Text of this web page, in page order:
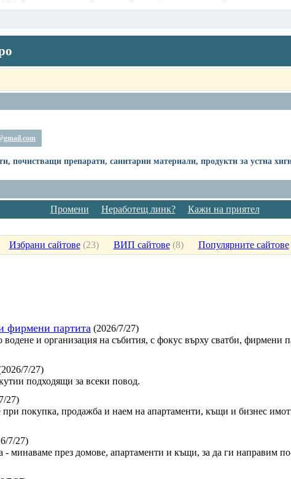
почистващи препарати, санитарни материали, продукти за устна
Промени Неработещ линк? Кажи на приятел
Избрани сайтове(23) ВИП сайтове(8) Популярните сайтове
фирмени партита (2026/7/27)
и организация на събития, с фокус върху сватби,
7/27)
подходящи за всеки повод.
27)
покупка, продажба и наем на апартаменти, къщи и бизнес
7/27)
минаваме през домове, апартаменти и къщи, за да ги направим